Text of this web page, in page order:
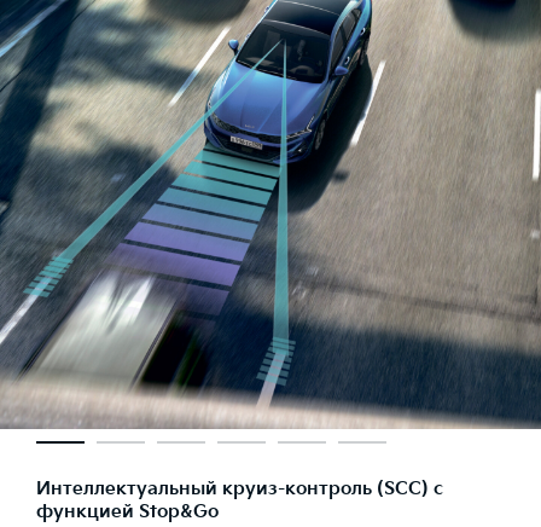
Интеллектуальный круиз-контроль (SCC) с
функцией Stop&Go